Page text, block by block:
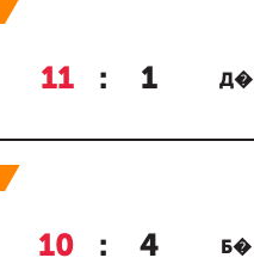
11 : 1 Д�
10 : 4 Б�